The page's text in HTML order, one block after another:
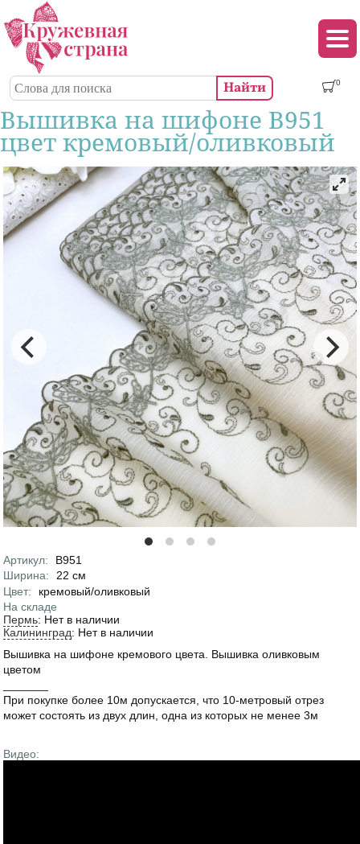
Перейти к основному содержанию
Форма поиска
Поиск 0
Вышивка на шифоне В951
цвет кремовый/оливковый
Артикул:
В951
Характеристики
Ширина: 22 см
Цвет:
кремовый/оливковый
На складе
Пермь: Нет в наличии
Калининград: Нет в наличии
Вышивка на шифоне кремового цвета. Вышивка оливковым
цветом
При покупке более 10м допускается, что 10-метровый отрез
может состоять из двух длин, одна из которых не менее 3м
Видео: